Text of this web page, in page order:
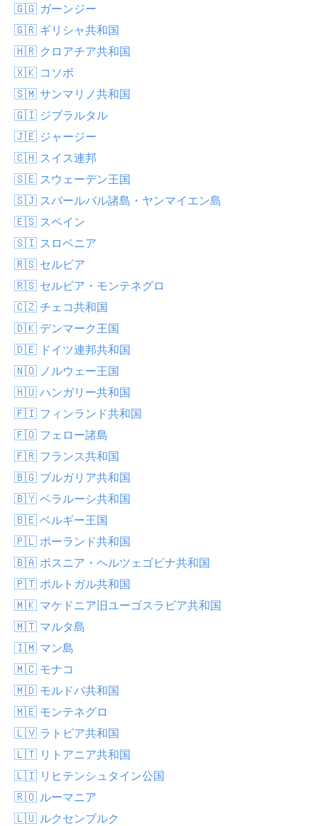
🇬🇬 ガーンジー
🇬🇷 ギリシャ共和国
🇭🇷 クロアチア共和国
🇽🇰 コソボ
🇸🇲 サンマリノ共和国
🇬🇮 ジブラルタル
🇯🇪 ジャージー
🇨🇭 スイス連邦
🇸🇪 スウェーデン王国
🇸🇯 スバールバル諸島・ヤンマイエン島
🇪🇸 スペイン
🇸🇮 スロベニア
🇷🇸 セルビア
🇷🇸 セルビア・モンテネグロ
🇨🇿 チェコ共和国
🇩🇰 デンマーク王国
🇩🇪 ドイツ連邦共和国
🇳🇴 ノルウェー王国
🇭🇺 ハンガリー共和国
🇫🇮 フィンランド共和国
🇫🇴 フェロー諸島
🇫🇷 フランス共和国
🇧🇬 ブルガリア共和国
🇧🇾 ベラルーシ共和国
🇧🇪 ベルギー王国
🇵🇱 ポーランド共和国
🇧🇦 ボスニア・ヘルツェゴビナ共和国
🇵🇹 ポルトガル共和国
🇲🇰 マケドニア旧ユーゴスラビア共和国
🇲🇹 マルタ島
🇮🇲 マン島
🇲🇨 モナコ
🇲🇩 モルドバ共和国
🇲🇪 モンテネグロ
🇱🇻 ラトビア共和国
🇱🇹 リトアニア共和国
🇱🇮 リヒテンシュタイン公国
🇷🇴 ルーマニア
🇱🇺 ルクセンブルク